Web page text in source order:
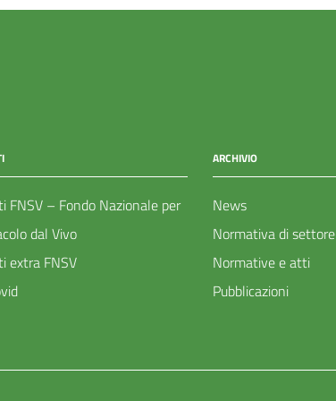
FNSV – Fondo Nazionale per
dal Vivo
extra FNSV
ARCHIVIO
News
Normativa di settore
Normative e atti
Pubblicazioni